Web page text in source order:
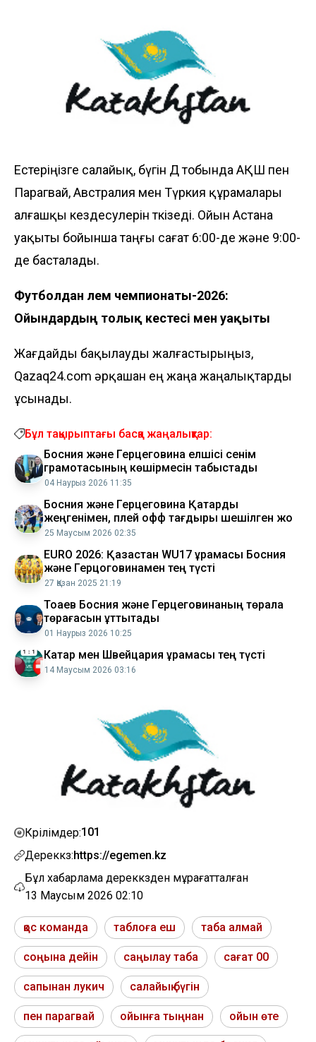
Естеріңізге салайық, бүгін Д тобында АҚШ пен
Парагвай, Австралия мен Түркия құрамалары
алғашқы кездесулерін өткізеді. Ойын Астана
уақыты бойынша таңғы сағат 6:00-де және 9:00-
де басталады.
Футболдан әлем чемпионаты-2026:
Ойындардың толық кестесі мен уақыты
Жағдайды бақылауды жалғастырыңыз,
Qazaq24.com әрқашан ең жаңа жаңалықтарды
ұсынады.
Бұл тақырыптағы басқа жаңалықтар:
Босния және Герцеговина елшісі сенім
грамотасының көшірмесін табыстады
04 Наурыз 2026 11:35
Босния және Герцеговина Қатарды
жеңгенімен, плей офф тағдыры шешілген жоқ
25 Маусым 2026 02:35
EURО 2026: Қазақстан WU17 құрамасы Босния
және Герцоговинамен тең түсті
27 Қазан 2025 21:19
Тоқаев Босния және Герцеговинаның төралқа
төрағасын құттықтады
01 Наурыз 2026 10:25
Катар мен Швейцария құрамасы тең түсті
14 Маусым 2026 03:16
Көрілімдер:101
Дереккөз:https://egemen.kz
Бұл хабарлама дереккөзден мұрағатталған
13 Маусым 2026 02:10
қос команда таблоға еш таба алмай
соңына дейін саңылау таба сағат 00
сапынан лукич салайық бүгін
пен парагвай ойынға тыңнан ойын өте